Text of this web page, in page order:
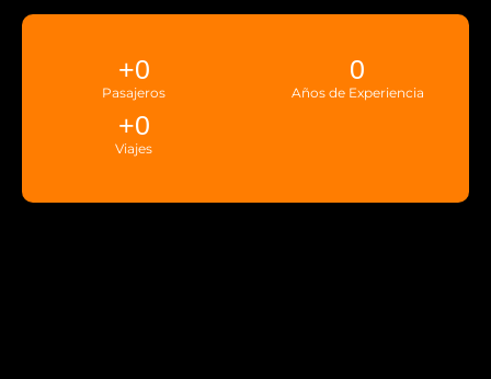
Pasajeros
+0
Años de Experiencia
0
Viajes
+0